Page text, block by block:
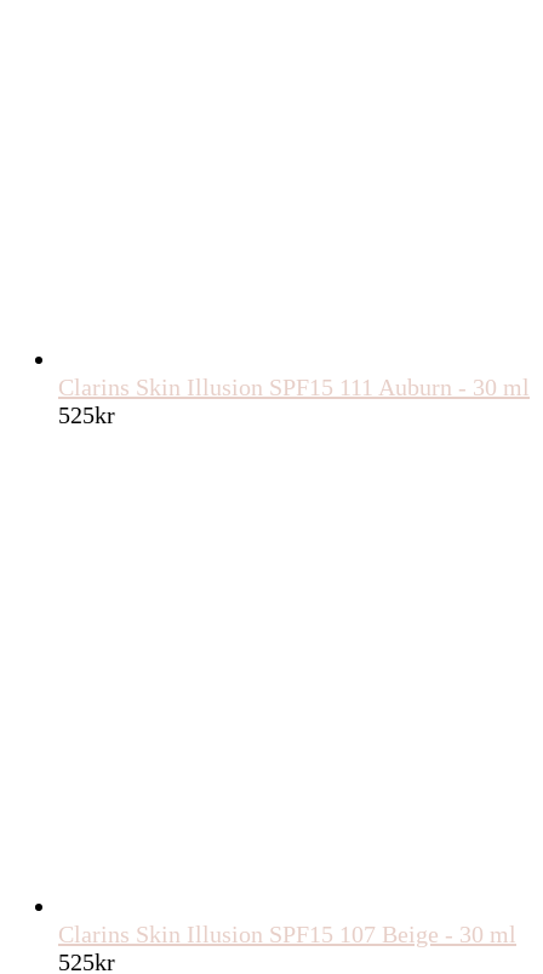
Clarins Skin Illusion SPF15 111 Auburn - 30 ml
525kr
Clarins Skin Illusion SPF15 107 Beige - 30 ml
525kr